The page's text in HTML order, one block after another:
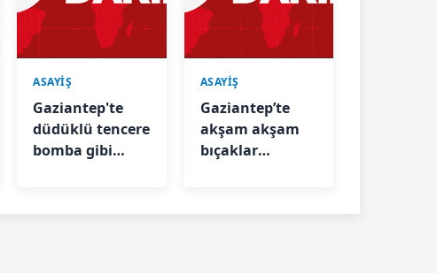
ASAYİŞ
Gaziantep'te
düdüklü tencere
bomba gibi
ASAYİŞ
Gaziantep’te
akşam akşam
bıçaklar